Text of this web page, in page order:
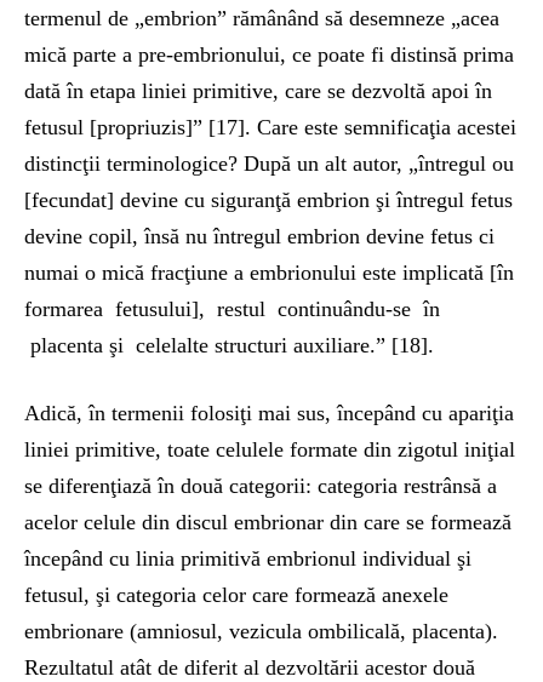
termenul de „embrion” rămânând să desemneze „acea
mică parte a pre-embrionului, ce poate fi distinsă prima
dată în etapa liniei primitive, care se dezvoltă apoi în
fetusul [propriuzis]” [17]. Care este semnificaţia acestei
distincţii terminologice? După un alt autor, „întregul ou
[fecundat] devine cu siguranţă embrion şi întregul fetus
devine copil, însă nu întregul embrion devine fetus ci
numai o mică fracţiune a embrionului este implicată [în
formarea fetusului], restul continuându-se în
placenta şi celelalte structuri auxiliare.” [18].
Adică, în termenii folosiţi mai sus, începând cu apariţia
liniei primitive, toate celulele formate din zigotul iniţial
se diferenţiază în două categorii: categoria restrânsă a
acelor celule din discul embrionar din care se formează
începând cu linia primitivă embrionul individual şi
fetusul, şi categoria celor care formează anexele
embrionare (amniosul, vezicula ombilicală, placenta).
Rezultatul atât de diferit al dezvoltării acestor două